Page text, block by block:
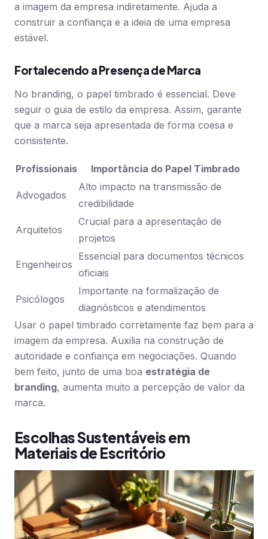
a imagem da empresa indiretamente. Ajuda a
construir a confiança e a ideia de uma empresa
estável.
Fortalecendo a Presença de Marca
No branding, o papel timbrado é essencial. Deve
seguir o guia de estilo da empresa. Assim, garante
que a marca seja apresentada de forma coesa e
consistente.
Profissionais Importância do Papel Timbrado
Advogados
Alto impacto na transmissão de
credibilidade
Arquitetos
Crucial para a apresentação de
projetos
Engenheiros
Essencial para documentos técnicos
oficiais
Psicólogos
Importante na formalização de
diagnósticos e atendimentos
Usar o papel timbrado corretamente faz bem para a
imagem da empresa. Auxilia na construção de
autoridade e confiança em negociações. Quando
bem feito, junto de uma boa estratégia de
branding, aumenta muito a percepção de valor da
marca.
Escolhas Sustentáveis em
Materiais de Escritório